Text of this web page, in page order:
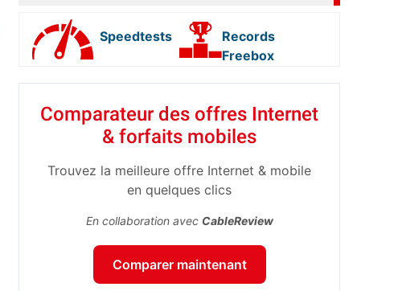
Speedtests
Records
Freebox
Comparateur des offres Internet
& forfaits mobiles
Trouvez la meilleure offre Internet & mobile
en quelques clics
En collaboration avec CableReview
Comparer maintenant